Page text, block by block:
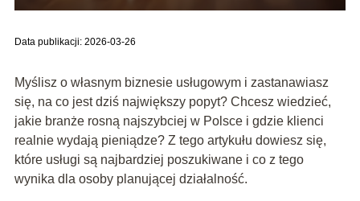
Data publikacji: 2026-03-26
Myślisz o własnym biznesie usługowym i zastanawiasz
się, na co jest dziś największy popyt? Chcesz wiedzieć,
jakie branże rosną najszybciej w Polsce i gdzie klienci
realnie wydają pieniądze? Z tego artykułu dowiesz się,
które usługi są najbardziej poszukiwane i co z tego
wynika dla osoby planującej działalność.